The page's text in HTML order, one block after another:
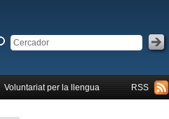
RSS
Voluntariat per la llengua